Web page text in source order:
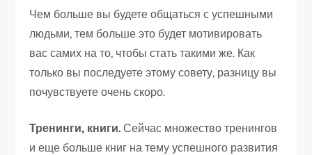
Чем больше вы будете общаться с успешными
людьми, тем больше это будет мотивировать
вас самих на то, чтобы стать такими же. Как
только вы последуете этому совету, разницу вы
почувствуете очень скоро.
Тренинги, книги.Сейчас множество тренингов
и еще больше книг на тему успешного развития